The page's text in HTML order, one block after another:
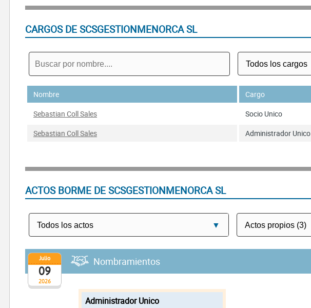
CARGOS DE SCSGESTIONMENORCA SL
Nombre Cargo
Sebastian Coll Sales
Socio Unico
Sebastian Coll Sales
Administrador Unico
ACTOS BORME DE SCSGESTIONMENORCA SL
2026
Julio
09
Nombramientos
Administrador Unico